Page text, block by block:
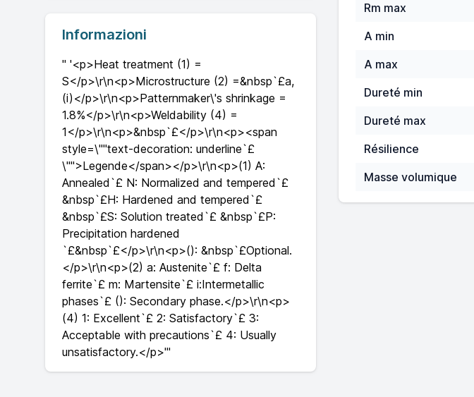
Informazioni
" '<p>Heat treatment (1) =
S</p>\r\n<p>Microstructure (2) =&nbsp`£a,
(i)</p>\r\n<p>Patternmaker\'s shrinkage =
1.8%</p>\r\n<p>Weldability (4) =
1</p>\r\n<p>&nbsp`£</p>\r\n<p><span
style=\""text-decoration: underline`£
\"">Legende</span></p>\r\n<p>(1) A:
Annealed`£ N: Normalized and tempered`£
&nbsp`£H: Hardened and tempered`£
&nbsp`£S: Solution treated`£ &nbsp`£P:
Precipitation hardened
`£&nbsp`£</p>\r\n<p>(): &nbsp`£Optional.
</p>\r\n<p>(2) a: Austenite`£ f: Delta
ferrite`£ m: Martensite`£ i:Intermetallic
phases`£ (): Secondary phase.</p>\r\n<p>
(4) 1: Excellent`£ 2: Satisfactory`£ 3:
Acceptable with precautions`£ 4: Usually
unsatisfactory.</p>'"
Rm max
A min
A max
Dureté min
Dureté max
Résilience
Masse volumique